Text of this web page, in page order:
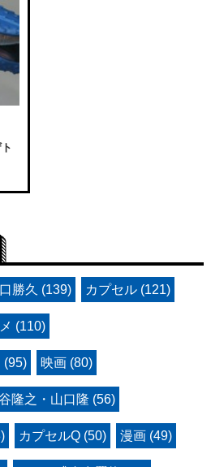
勝久 (139) カプセル (121)
(110)
(95) 映画 (80)
隆之・山口隆 (56)
カプセルQ (50) 漫画 (49)